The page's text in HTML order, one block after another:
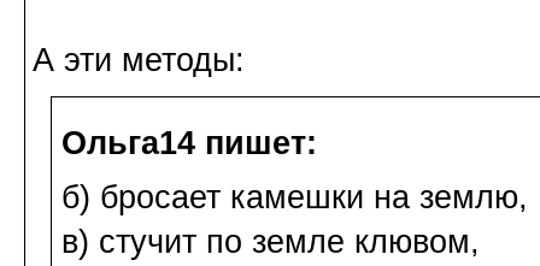
А эти методы:
Ольга14 пишет:
б) бросает камешки на землю,
в) стучит по земле клювом,